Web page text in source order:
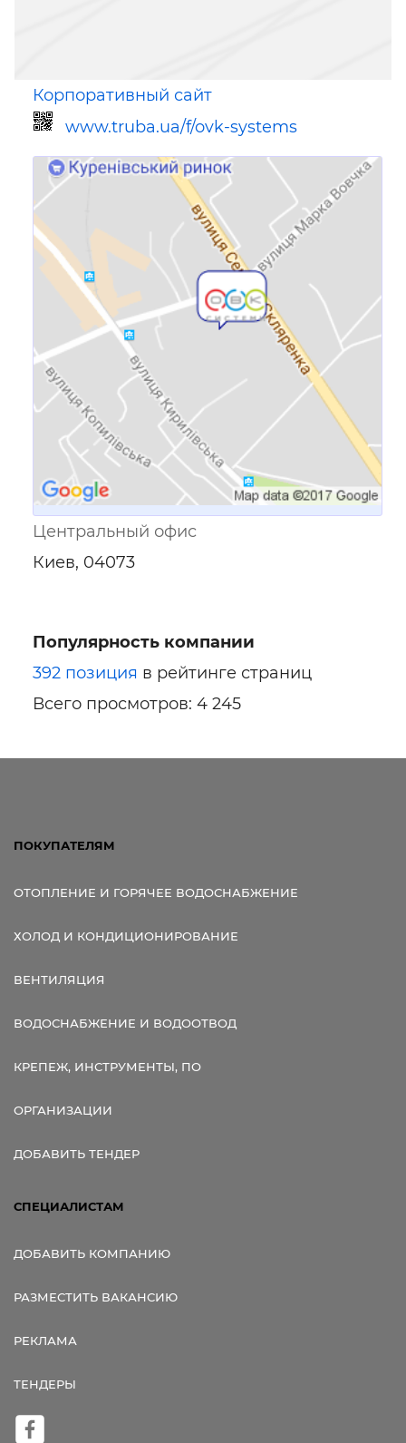
Корпоративный сайт
www.truba.ua/f/ovk-systems
Ссылка для мобильных устройств
Центральный офис
Киев, 04073
Популярность компании
392 позиция в рейтинге страниц
Всего просмотров: 4 245
ПОКУПАТЕЛЯМ
ОТОПЛЕНИЕ И ГОРЯЧЕЕ ВОДОСНАБЖЕНИЕ
ХОЛОД И КОНДИЦИОНИРОВАНИЕ
ВЕНТИЛЯЦИЯ
ВОДОСНАБЖЕНИЕ И ВОДООТВОД
КРЕПЕЖ, ИНСТРУМЕНТЫ, ПО
ОРГАНИЗАЦИИ
ДОБАВИТЬ ТЕНДЕР
СПЕЦИАЛИСТАМ
ДОБАВИТЬ КОМПАНИЮ
РАЗМЕСТИТЬ ВАКАНСИЮ
РЕКЛАМА
ТЕНДЕРЫ